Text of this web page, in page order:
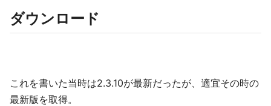
ダウンロード
これを書いた当時は2.3.10が最新だったが、適宜その時の
最新版を取得。